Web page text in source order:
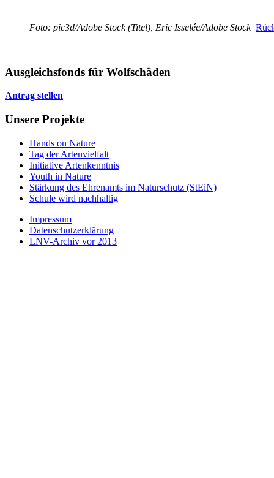
Foto: pic3d/Adobe Stock (Titel), Eric Isselée/Adobe Stock
Ausgleichsfonds für Wolfschäden
Antrag stellen
Unsere Projekte
Hands on Nature
Tag der Artenvielfalt
Initiative Artenkenntnis
Youth in Nature
Stärkung des Ehrenamts im Naturschutz (StEiN)
Schule wird nachhaltig
Impressum
Datenschutzerklärung
LNV-Archiv vor 2013